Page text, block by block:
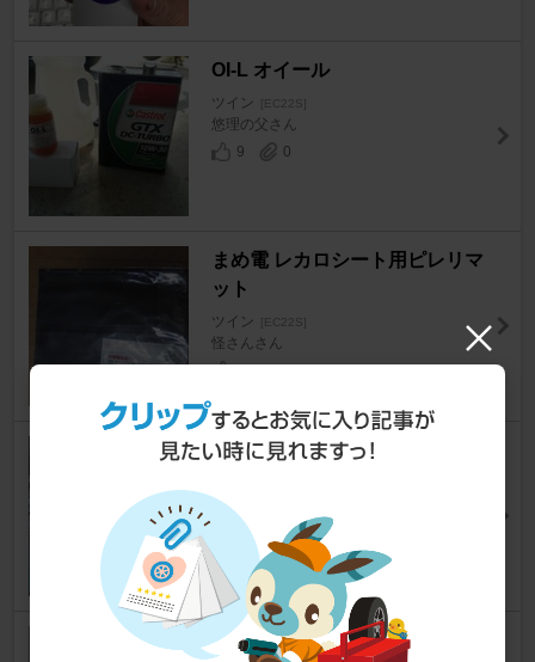
OI-L オイール
ツイン [EC22S]
悠理の父さん
9
0
まめ電 レカロシート用ピレリマ
ット
ツイン [EC22S]
怪さんさん
82
スズキ(純正) MCワゴンR純正オ
ツイン
たかにさん
PIAA CREFIT PLUS